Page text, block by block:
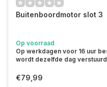
Buitenboordmotor slot 3
Op voorraad
Op werkdagen voor 16 uur
wordt dezelfde dag verstuurd
€79,99